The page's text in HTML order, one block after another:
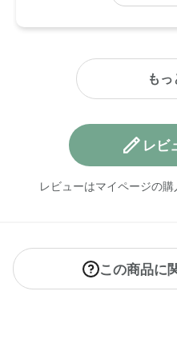
レビ
レビューはマイページの
この商品に